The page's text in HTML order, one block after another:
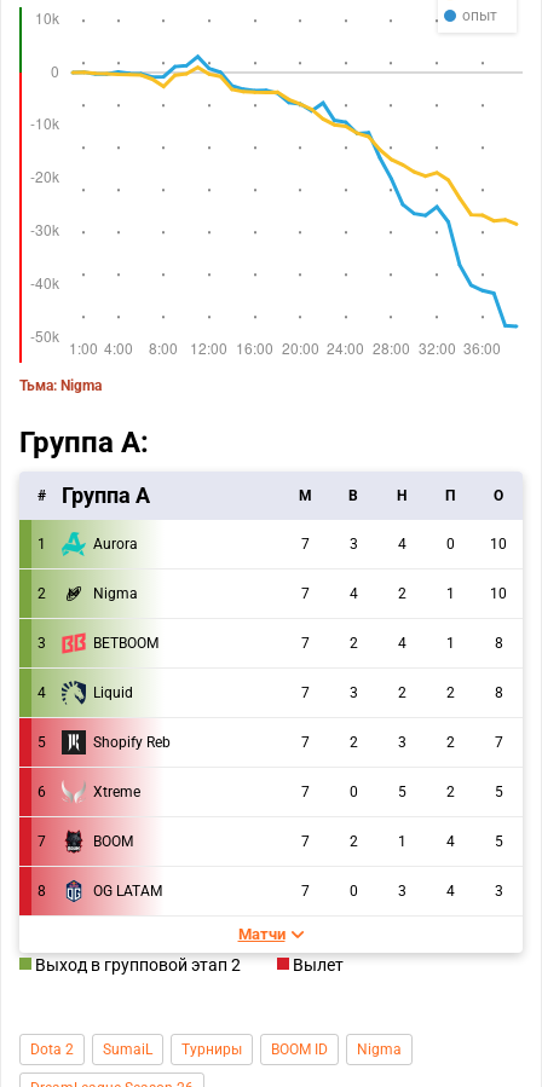
опыт
Тьма: Nigma
Группа A:
# Группа А M В Н П О
1 Aurora 7 3 4 0 10
2 Nigma 7 4 2 1 10
3 BETBOOM 7 2 4 1 8
4 Liquid 7 3 2 2 8
5 Shopify Reb 7 2 3 2 7
6 Xtreme 7 0 5 2 5
7 BOOM 7 2 1 4 5
8 OG LATAM 7 0 3 4 3
Матчи
Выход в групповой этап 2 Вылет
Dota 2 SumaiL Турниры BOOM ID Nigma